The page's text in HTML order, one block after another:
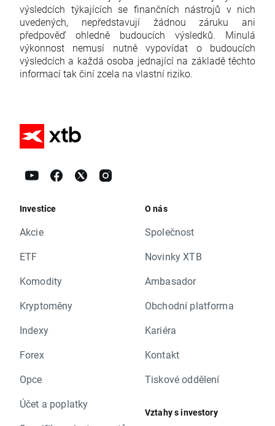
výsledcích týkajících se finančních nástrojů v nich
uvedených, nepředstavují žádnou záruku ani
předpověď ohledně budoucích výsledků. Minulá
výkonnost nemusí nutně vypovídat o budoucích
výsledcích a každá osoba jednající na základě těchto
informací tak činí zcela na vlastní riziko.
Investice
Akcie
ETF
Komodity
Kryptoměny
Indexy
Forex
Opce
Účet a poplatky
O nás
Společnost
Novinky XTB
Ambasador
Obchodní platforma
Kariéra
Kontakt
Tiskové oddělení
Vztahy s investory